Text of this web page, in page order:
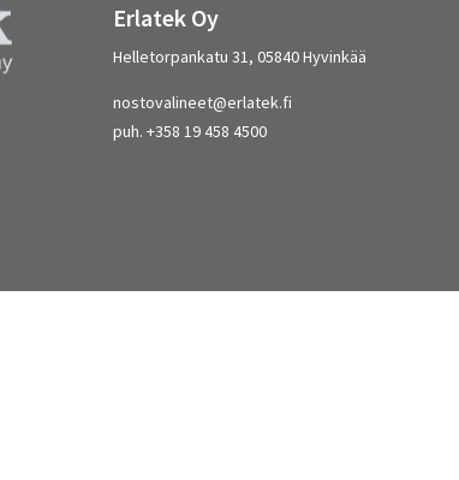
Erlatek Oy
Helletorpankatu 31, 05840 Hyvinkää
nostovalineet@erlatek.fi
puh. +358 19 458 4500